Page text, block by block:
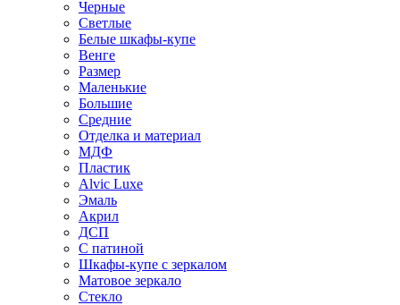
Черные
Светлые
Белые шкафы-купе
Венге
Размер
Маленькие
Большие
Средние
Отделка и материал
МДФ
Пластик
Alvic Luxe
Эмаль
Акрил
ДСП
С патиной
Шкафы-купе с зеркалом
Матовое зеркало
Стекло